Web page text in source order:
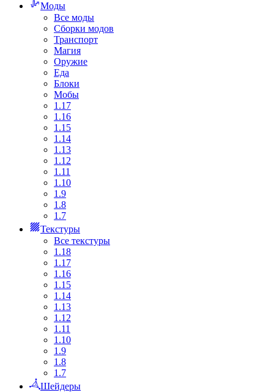
Моды
Все моды
Сборки модов
Транспорт
Магия
Оружие
Еда
Блоки
Мобы
1.17
1.16
1.15
1.14
1.13
1.12
1.11
1.10
1.9
1.8
1.7
Текстуры
Все текстуры
1.18
1.17
1.16
1.15
1.14
1.13
1.12
1.11
1.10
1.9
1.8
1.7
Шейдеры